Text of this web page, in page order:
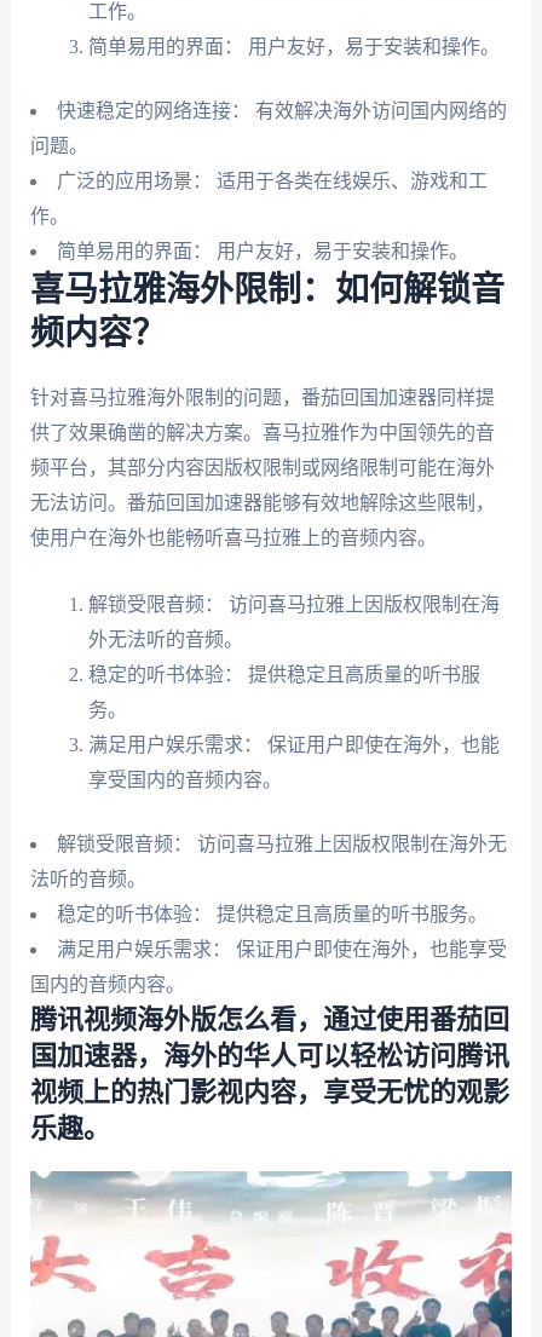
工作。
简单易用的界面： 用户友好，易于安装和操作。
快速稳定的网络连接： 有效解决海外访问国内网络的
问题。
广泛的应用场景： 适用于各类在线娱乐、游戏和工
作。
简单易用的界面： 用户友好，易于安装和操作。
喜马拉雅海外限制：如何解锁音
频内容？
针对喜马拉雅海外限制的问题，番茄回国加速器同样提
供了效果确凿的解决方案。喜马拉雅作为中国领先的音
频平台，其部分内容因版权限制或网络限制可能在海外
无法访问。番茄回国加速器能够有效地解除这些限制，
使用户在海外也能畅听喜马拉雅上的音频内容。
解锁受限音频： 访问喜马拉雅上因版权限制在海
外无法听的音频。
稳定的听书体验： 提供稳定且高质量的听书服
务。
满足用户娱乐需求： 保证用户即使在海外，也能
享受国内的音频内容。
解锁受限音频： 访问喜马拉雅上因版权限制在海外无
法听的音频。
稳定的听书体验： 提供稳定且高质量的听书服务。
满足用户娱乐需求： 保证用户即使在海外，也能享受
国内的音频内容。
腾讯视频海外版怎么看，通过使用番茄回
国加速器，海外的华人可以轻松访问腾讯
视频上的热门影视内容，享受无忧的观影
乐趣。